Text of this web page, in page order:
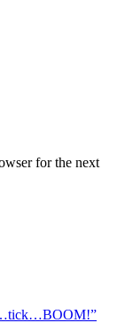
for the next